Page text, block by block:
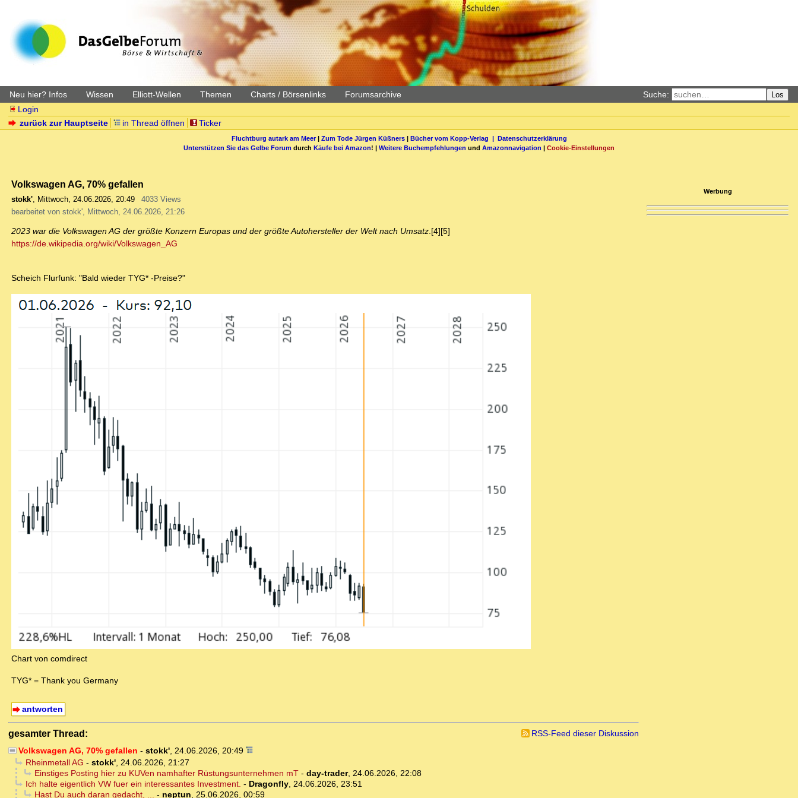
Neu hier? Infos Wissen Elliott-Wellen Themen Charts / Börsenlinks Forumsarchive Suche: Los
Login
zurück zur Hauptseite
in Thread öffnen Ticker
Fluchtburg autark am Meer| Zum Tode Jürgen Küßners| Bücher vom Kopp-Verlag | Datenschutzerklärung
Unterstützen Sie das Gelbe Forum durch Käufe bei Amazon! | Weitere Buchempfehlungen und Amazonnavigation | Cookie-Einstellungen
Volkswagen AG, 70% gefallen
stokk', Mittwoch, 24.06.2026, 20:49
4033 Views
bearbeitet von stokk', Mittwoch, 24.06.2026, 21:26
2023 war die Volkswagen AG der größte Konzern Europas und der größte Autohersteller der Welt nach Umsatz.[4][5]
https://de.wikipedia.org/wiki/Volkswagen_AG
Scheich Flurfunk: "Bald wieder TYG* -Preise?"
Chart von comdirect
TYG* = Thank you Germany
antworten
gesamter Thread:
RSS-Feed dieser Diskussion
Volkswagen AG, 70% gefallen - stokk', 24.06.2026, 20:49
Rheinmetall AG - stokk', 24.06.2026, 21:27
Einstiges Posting hier zu KUVen namhafter Rüstungsunternehmen mT- day-trader, 24.06.2026, 22:08
Ich halte eigentlich VW fuer ein interessantes Investment. - Dragonfly, 24.06.2026, 23:51
Hast Du auch daran gedacht, ... - neptun, 25.06.2026, 00:59
Werbung